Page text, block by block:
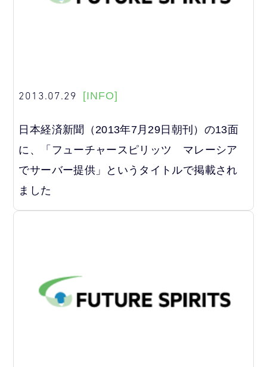
2013.07.29 [INFO]
日本経済新聞（2013年7月29日朝刊）の13面
に、「フューチャースピリッツ マレーシア
でサーバー提供」というタイトルで掲載され
ました